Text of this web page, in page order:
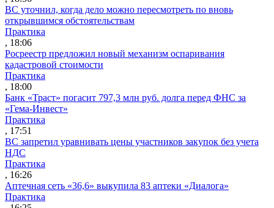
ВС уточнил, когда дело можно пересмотреть по вновь
открывшимся обстоятельствам
Практика
, 18:06
Росреестр предложил новый механизм оспаривания
кадастровой стоимости
Практика
, 18:00
Банк «Траст» погасит 797,3 млн руб. долга перед ФНС за
«Гема-Инвест»
Практика
, 17:51
ВС запретил уравнивать цены участников закупок без учета
НДС
Практика
, 16:26
Аптечная сеть «36,6» выкупила 83 аптеки «Диалога»
Практика